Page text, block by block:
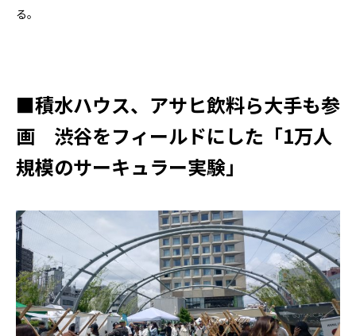
る。
■積水ハウス、アサヒ飲料ら大手も参
画 渋谷をフィールドにした「1万人
規模のサーキュラー実験」